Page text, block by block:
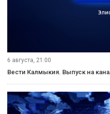
6 августа, 21:00
Вести Калмыкия. Выпуск на